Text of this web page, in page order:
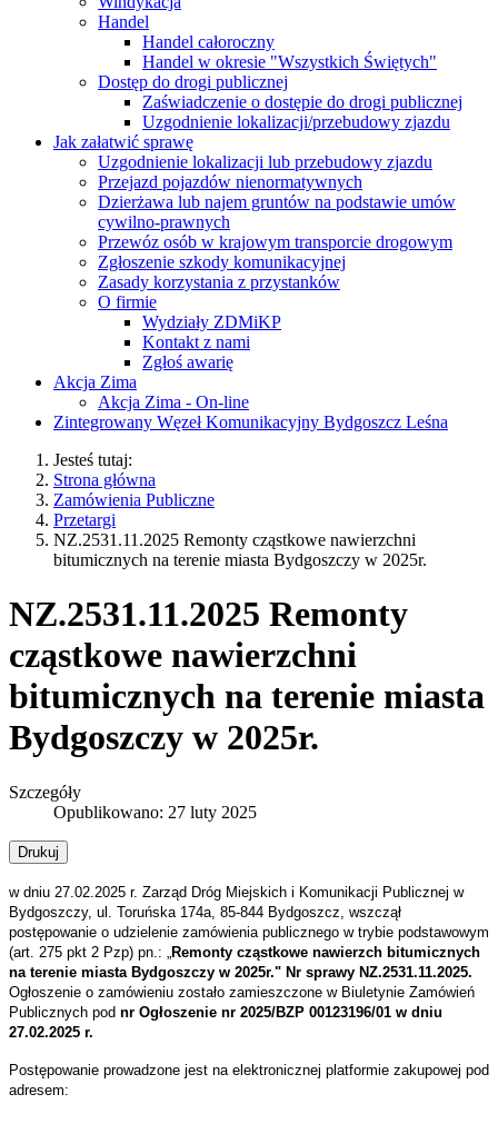
Handel
Handel całoroczny
Handel w okresie "Wszystkich Świętych"
Dostęp do drogi publicznej
Zaświadczenie o dostępie do drogi publicznej
Uzgodnienie lokalizacji/przebudowy zjazdu
Jak załatwić sprawę
Uzgodnienie lokalizacji lub przebudowy zjazdu
Przejazd pojazdów nienormatywnych
Dzierżawa lub najem gruntów na podstawie umów
cywilno-prawnych
Przewóz osób w krajowym transporcie drogowym
Zgłoszenie szkody komunikacyjnej
Zasady korzystania z przystanków
O firmie
Wydziały ZDMiKP
Kontakt z nami
Zgłoś awarię
Akcja Zima
Akcja Zima - On-line
Zintegrowany Węzeł Komunikacyjny Bydgoszcz Leśna
Jesteś tutaj:
Strona główna
Zamówienia Publiczne
Przetargi
NZ.2531.11.2025 Remonty cząstkowe nawierzchni
bitumicznych na terenie miasta Bydgoszczy w 2025r.
NZ.2531.11.2025 Remonty
cząstkowe nawierzchni
bitumicznych na terenie miasta
Bydgoszczy w 2025r.
Szczegóły
Opublikowano: 27 luty 2025
Drukuj
w dniu 27.02.2025 r. Zarząd Dróg Miejskich i Komunikacji Publicznej w
Bydgoszczy, ul. Toruńska 174a, 85-844 Bydgoszcz, wszczął
postępowanie o udzielenie zamówienia publicznego w trybie podstawowym
(art. 275 pkt 2 Pzp) pn.: „
Remonty cząstkowe nawierzch bitumicznych
na terenie miasta Bydgoszczy w 2025r." Nr sprawy NZ.2531.11.2025.
Ogłoszenie o zamówieniu zostało zamieszczone w Biuletynie Zamówień
Publicznych pod nr Ogłoszenie nr 2025/BZP 00123196/01 w dniu
27.02.2025 r.
Postępowanie prowadzone jest na elektronicznej platformie zakupowej pod
adresem: